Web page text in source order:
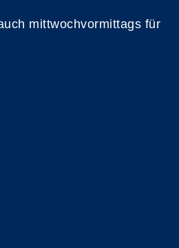
mittwochvormittags für